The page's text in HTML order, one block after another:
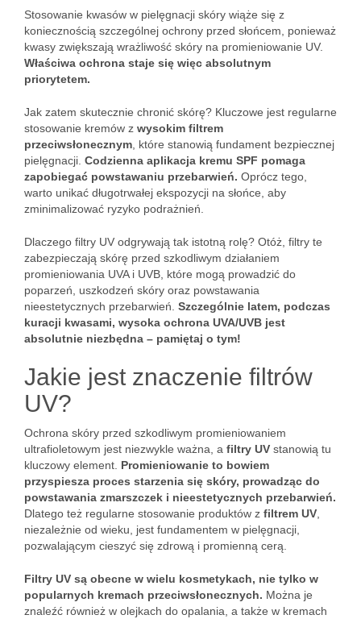
Stosowanie kwasów w pielęgnacji skóry wiąże się z
koniecznością szczególnej ochrony przed słońcem, ponieważ
kwasy zwiększają wrażliwość skóry na promieniowanie UV.
Właściwa ochrona staje się więc absolutnym
priorytetem.
Jak zatem skutecznie chronić skórę? Kluczowe jest regularne
stosowanie kremów z wysokim filtrem
przeciwsłonecznym , które stanowią fundament bezpiecznej
pielęgnacji. Codzienna aplikacja kremu SPF pomaga
zapobiegać powstawaniu przebarwień. Oprócz tego,
warto unikać długotrwałej ekspozycji na słońce, aby
zminimalizować ryzyko podrażnień.
Dlaczego filtry UV odgrywają tak istotną rolę? Otóż, filtry te
zabezpieczają skórę przed szkodliwym działaniem
promieniowania UVA i UVB, które mogą prowadzić do
poparzeń, uszkodzeń skóry oraz powstawania
nieestetycznych przebarwień. Szczególnie latem, podczas
kuracji kwasami, wysoka ochrona UVA/UVB jest
absolutnie niezbędna – pamiętaj o tym!
Jakie jest znaczenie filtrów
UV?
Ochrona skóry przed szkodliwym promieniowaniem
ultrafioletowym jest niezwykle ważna, a filtry UV stanowią tu
kluczowy element. Promieniowanie to bowiem
przyspiesza proces starzenia się skóry, prowadząc do
powstawania zmarszczek i nieestetycznych przebarwień.
Dlatego też regularne stosowanie produktów z filtrem UV
niezależnie od wieku, jest fundamentem w pielęgnacji,
pozwalającym cieszyć się zdrową i promienną cerą.
Filtry UV są obecne w wielu kosmetykach, nie tylko w
popularnych kremach przeciwsłonecznych. Można je
znaleźć również w olejkach do opalania, a także w kremach